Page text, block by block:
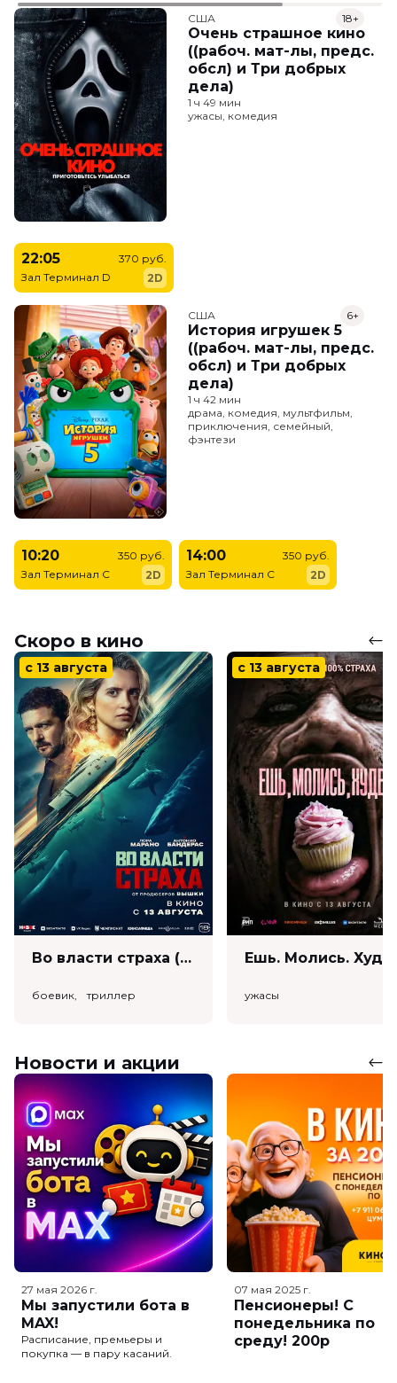
США
Очень страшное кино
((рабоч. мат-лы, предс.
обсл) и Три добрых
дела)
18+
1 ч 49 мин
ужасы, комедия
22:05
Зал Терминал D
370 руб.
2D
США
История игрушек 5
((рабоч. мат-лы, предс.
обсл) и Три добрых
дела)
6+
1 ч 42 мин
драма, комедия, мультфильм,
приключения, семейный,
фэнтези
10:20
Зал Терминал C
350 руб.
2D
14:00
Зал Терминал C
350 руб.
2D
Скоро в кино
с 13 августа
Во власти страха (18+)
боевик, триллер
с 13 августа
ужасы
Новости и акции
27 мая 2026 г.
Мы запустили бота в
MAX!
Расписание, премьеры и
покупка — в пару касаний.
07 мая 2025 г.
Пенсионеры! С
понедельника по
среду! 200р